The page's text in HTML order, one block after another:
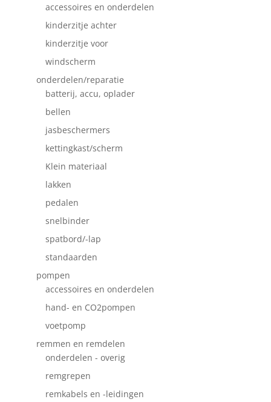
accessoires en onderdelen
kinderzitje achter
kinderzitje voor
windscherm
onderdelen/reparatie
batterij, accu, oplader
bellen
jasbeschermers
kettingkast/scherm
Klein materiaal
lakken
pedalen
snelbinder
spatbord/-lap
standaarden
pompen
accessoires en onderdelen
hand- en CO2pompen
voetpomp
remmen en remdelen
onderdelen - overig
remgrepen
remkabels en -leidingen